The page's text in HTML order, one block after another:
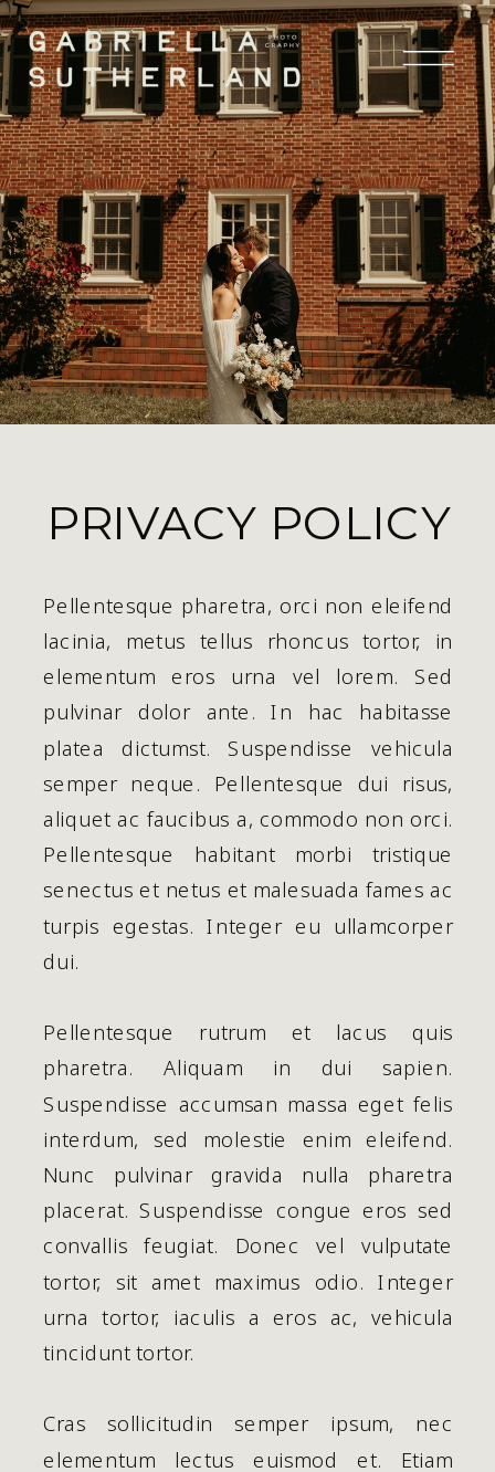
PRIVACY POLICY
Pellentesque pharetra, orci non eleifend
lacinia, metus tellus rhoncus tortor, in
elementum eros urna vel lorem. Sed
pulvinar dolor ante. In hac habitasse
platea dictumst. Suspendisse vehicula
semper neque. Pellentesque dui risus,
aliquet ac faucibus a, commodo non orci.
Pellentesque habitant morbi tristique
senectus et netus et malesuada fames ac
turpis egestas. Integer eu ullamcorper
dui.
Pellentesque rutrum et lacus quis
pharetra. Aliquam in dui sapien.
Suspendisse accumsan massa eget felis
interdum, sed molestie enim eleifend.
Nunc pulvinar gravida nulla pharetra
placerat. Suspendisse congue eros sed
convallis feugiat. Donec vel vulputate
tortor, sit amet maximus odio. Integer
urna tortor, iaculis a eros ac, vehicula
tincidunt tortor.
Cras sollicitudin semper ipsum, nec
elementum lectus euismod et. Etiam